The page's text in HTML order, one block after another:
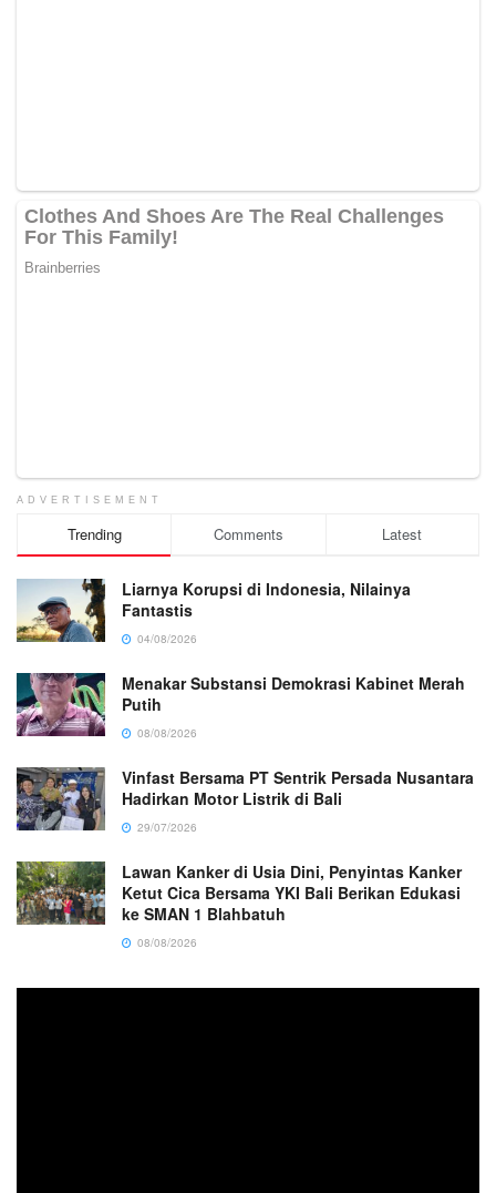
ADVERTISEMENT
Trending Comments Latest
Liarnya Korupsi di Indonesia, Nilainya
Fantastis
04/08/2026
Menakar Substansi Demokrasi Kabinet Merah
Putih
08/08/2026
Vinfast Bersama PT Sentrik Persada Nusantara
Hadirkan Motor Listrik di Bali
29/07/2026
Lawan Kanker di Usia Dini, Penyintas Kanker
Ketut Cica Bersama YKI Bali Berikan Edukasi
ke SMAN 1 Blahbatuh
08/08/2026